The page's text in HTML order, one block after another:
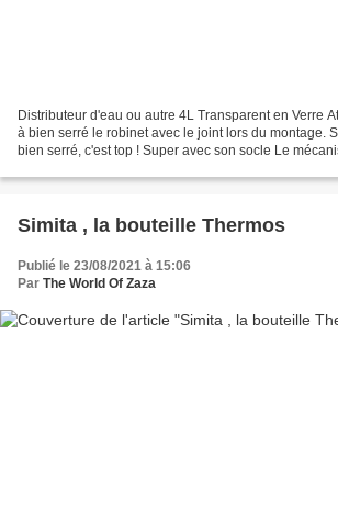
Distributeur d'eau ou autre 4L Transparent en Verre
à bien serré le robinet avec le joint lors du montage.
bien serré, c'est top ! Super avec son socle Le
Simita , la bouteille Thermos
Publié le 23/08/2021 à 15:06
Par The World Of Zaza